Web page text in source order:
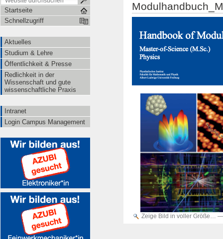
Startseite
Schnellzugriff
Aktuelles
Studium & Lehre
Öffentlichkeit & Presse
Redlichkeit in der
Wissenschaft und gute
wissenschaftliche Praxis
Intranet
Login Campus Management
Zeige Bild in voller Größe…